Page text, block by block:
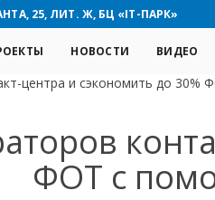
25, ЛИТ. Ж, БЦ «IT-ПАРК»
НОВОСТИ ВИДЕО
центра и сэкономить до
ФОТ с